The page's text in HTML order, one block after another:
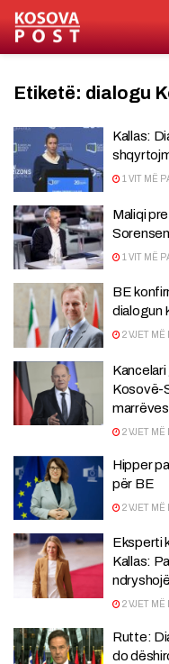
Etiketë: dialogu
Kallas:
1 VIT MË
Maliqi
1 VIT MË
BE
dialogun
2 VJET MË
Kosovë-
2 VJET MË
Hipper
për BE
2 VJET MË
Eksperti
Kallas:
2 VJET MË
Rutte:
do